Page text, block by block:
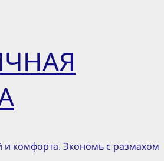
и комфорта. Экономь с размахом